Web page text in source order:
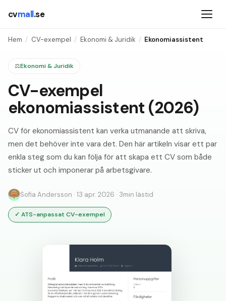
cvmall.se
Hem / CV-exempel / Ekonomi & Juridik / Ekonomiassistent
⚖️Ekonomi & Juridik
CV-exempel
ekonomiassistent (2026)
CV för ekonomiassistent kan verka utmanande att skriva,
men det behöver inte vara det. Den här artikeln visar ett par
enkla steg som du kan följa för att skapa ett CV som både
sticker ut och imponerar på arbetsgivare.
Sofia Andersson · 13 apr. 2026 · 3min lästid
✓ ATS-anpassat CV-exempel